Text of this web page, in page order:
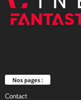
Nos pages :
Contact